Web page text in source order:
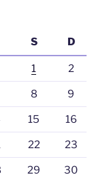
S D
1 2
8 9
15 16
22 23
29 30